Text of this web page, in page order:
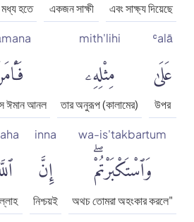
এবং সাক্ষ্য দিয়েছে
একজন সাক্ষী
মধ্য হতে
ʿalā
عَلَىٰ
উপর
mith'lihi
مِثْلِهِۦ
তার অনুরূপ (কালামের)
ঈমান আনল
wa-is'takbartum
وَٱسْتَكْبَرْتُمْۖ
অথচ তোমরা অহংকার করলে"
inna
إِنَّ
নিশ্চয়ই